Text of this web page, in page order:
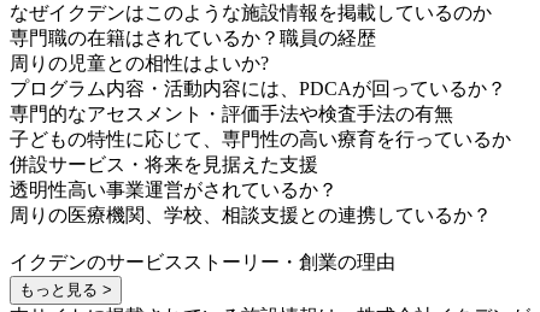
なぜイクデンはこのような施設情報を掲載しているのか
専門職の在籍はされているか？職員の経歴
周りの児童との相性はよいか?
プログラム内容・活動内容には、PDCAが回っているか？
専門的なアセスメント・評価手法や検査手法の有無
子どもの特性に応じて、専門性の高い療育を行っているか
併設サービス・将来を見据えた支援
透明性高い事業運営がされているか？
周りの医療機関、学校、相談支援との連携しているか？
イクデンのサービスストーリー・創業の理由
もっと見る >